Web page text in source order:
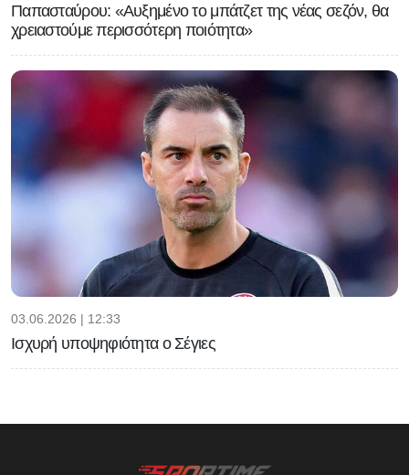
Παπασταύρου: «Αυξημένο το μπάτζετ της νέας σεζόν, θα
χρειαστούμε περισσότερη ποιότητα»
03.06.2026 | 12:33
Ισχυρή υποψηφιότητα ο Σέγιες